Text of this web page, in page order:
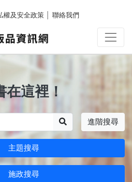
權及安全政策 聯絡我們
這裡！
進階搜尋
主題搜尋
施政搜尋